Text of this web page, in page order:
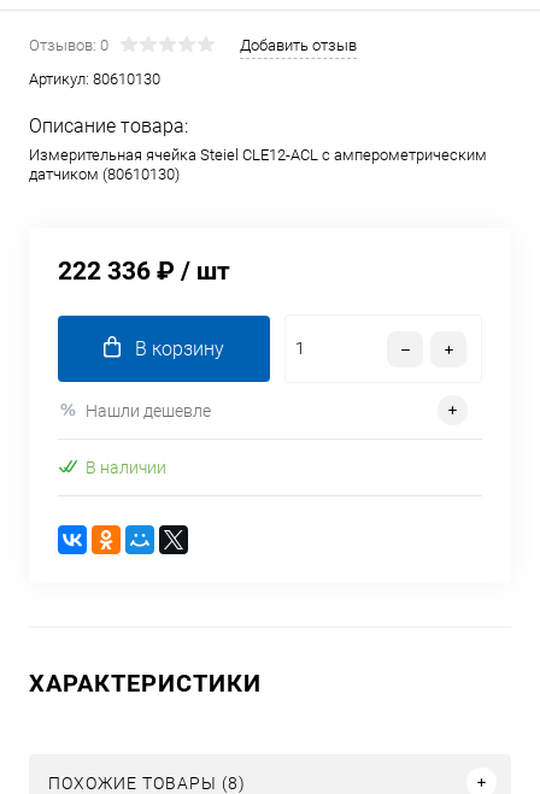
Отзывов: 0
Добавить отзыв
Артикул: 80610130
Описание товара:
Измерительная ячейка Steiel CLE12-ACL с амперометрическим
датчиком (80610130)
222 336 ₽ / шт
В корзину
Нашли дешевле
В наличии
ХАРАКТЕРИСТИКИ
ПОХОЖИЕ ТОВАРЫ (8)